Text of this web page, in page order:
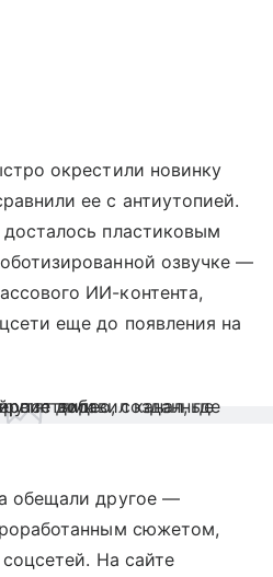
окрестили новинку
ее с антиутопией.
пластиковым
озвучке —
ИИ-контента,
еще до появления на
обещали другое —
сюжетом,
На сайте